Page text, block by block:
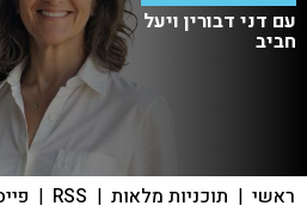
עם דני דבורין ויעל
חביב
ראשי | תוכניות מלאות |
RSS
|